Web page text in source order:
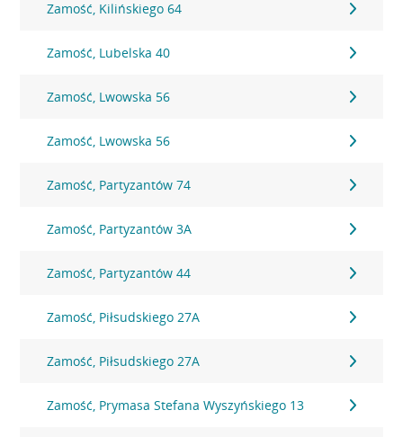
Zamość, Kilińskiego 64
Zamość, Lubelska 40
Zamość, Lwowska 56
Zamość, Lwowska 56
Zamość, Partyzantów 74
Zamość, Partyzantów 3A
Zamość, Partyzantów 44
Zamość, Piłsudskiego 27A
Zamość, Piłsudskiego 27A
Zamość, Prymasa Stefana Wyszyńskiego 13